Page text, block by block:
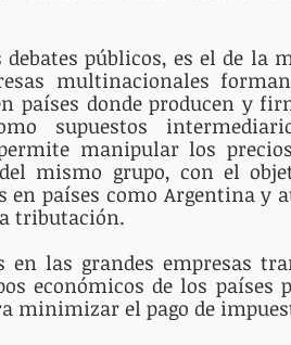
públicos, es el de la
multinacionales
países donde producen y
supuestos
manipular los
mismo grupo, con el
en países como Argentina y
tributación.
las grandes empresas
económicos de los países
minimizar el pago de